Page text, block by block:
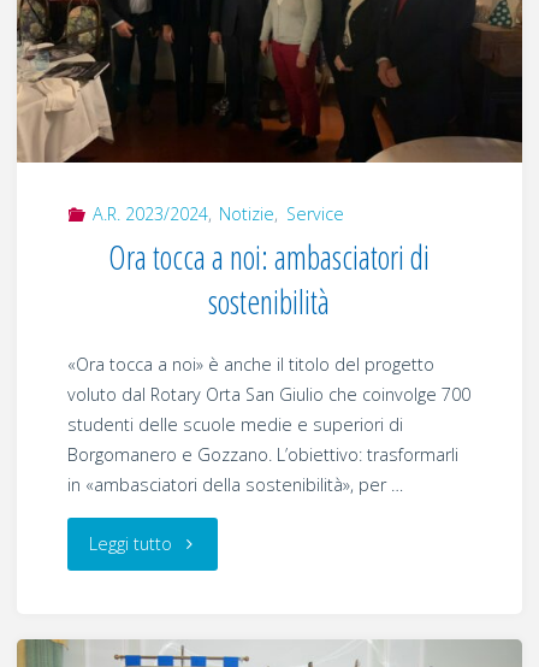
A.R. 2023/2024, Notizie, Service
Ora tocca a noi: ambasciatori di
sostenibilità
«Ora tocca a noi» è anche il titolo del progetto
voluto dal Rotary Orta San Giulio che coinvolge 700
studenti delle scuole medie e superiori di
Borgomanero e Gozzano. L’obiettivo: trasformarli
in «ambasciatori della sostenibilità», per …
Leggi tutto"Ora
a